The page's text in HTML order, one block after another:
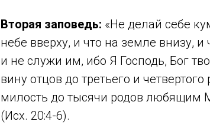
Вторая заповедь: «Не делай себе
небе вверху, и что на земле внизу,
и не служи им, ибо Я Господь, Бог
вину отцов до третьего и
милость до тысячи родов
(Исх. 20:4-6).